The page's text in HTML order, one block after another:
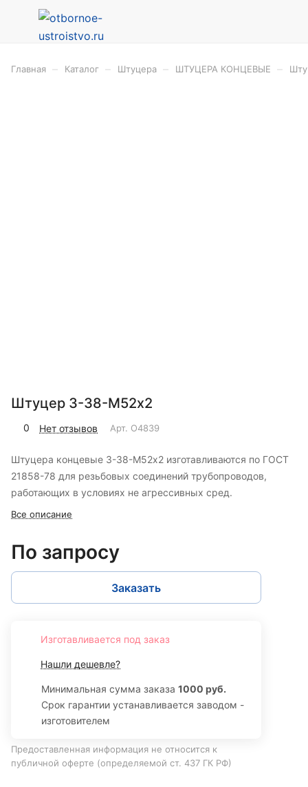
Главная Каталог Штуцера ШТУЦЕРА КОНЦЕВЫЕ
Штуцер 3-38-М52х2
0 Нет отзывов Арт. O4839
Штуцера концевые 3-38-М52х2 изготавливаются по ГОСТ
21858-78 для резьбовых соединений трубопроводов,
работающих в условиях не агрессивных сред.
Все описание
По запросу
Заказать
Изготавливается под заказ
Нашли дешевле?
Минимальная сумма заказа 1000 руб.
Срок гарантии устанавливается заводом -
изготовителем
Предоставленная информация не относится к
публичной оферте (определяемой ст. 437 ГК РФ)